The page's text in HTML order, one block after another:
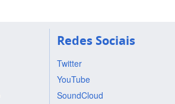
Redes Sociais
Twitter
YouTube
SoundCloud